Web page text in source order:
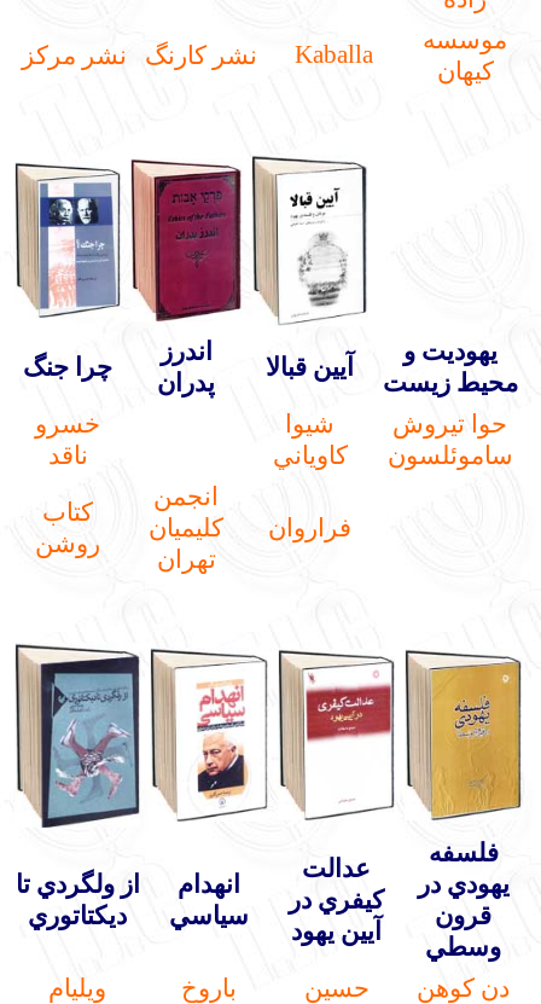
موسسه
كيهان
Kaballa نشر كارنگ نشر مركز
يهوديت و
محيط زيست
آيين قبالا
اندرز
پدران
چرا جنگ
حوا تيروش
ساموئلسون
شيوا
كاوياني
خسرو
ناقد
فراروان
انجمن
كليميان
تهران
كتاب
روشن
فلسفه
يهودي در
قرون
وسطي
عدالت
كيفري در
آيين يهود
انهدام
سياسي
از ولگردي تا
ديكتاتوري
دن كوهن
حسين
باروخ
ويليام